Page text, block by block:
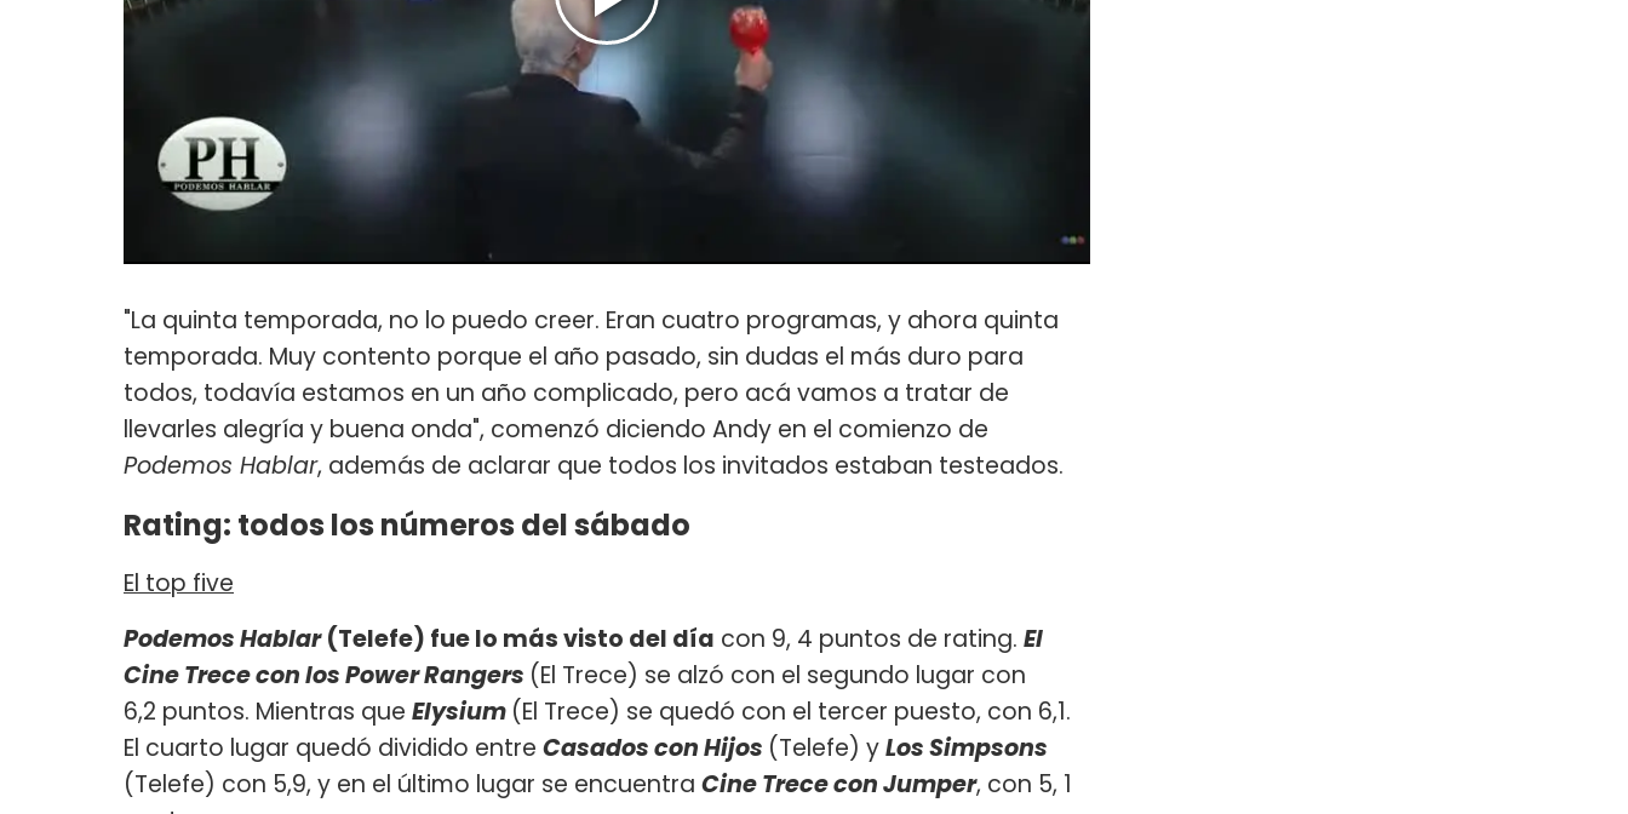
"La quinta temporada, no lo puedo creer. Eran cuatro programas, y ahora quinta
temporada. Muy contento porque el año pasado, sin dudas el más duro para
todos, todavía estamos en un año complicado, pero acá vamos a tratar de
llevarles alegría y buena onda", comenzó diciendo Andy en el comienzo de
Podemos Hablar, además de aclarar que todos los invitados estaban testeados.
Rating: todos los números del sábado
El top five
Podemos Hablar(Telefe) fue lo más visto del día con 9, 4 puntos de rating. El
Cine Trece con los Power Rangers (El Trece) se alzó con el segundo lugar con
6,2 puntos. Mientras que Elysium (El Trece) se quedó con el tercer puesto, con 6,1.
El cuarto lugar quedó dividido entre Casados con Hijos (Telefe) yLos Simpsons
(Telefe) con 5,9, y en el último lugar se encuentra Cine Trece con Jumper, con 5, 1